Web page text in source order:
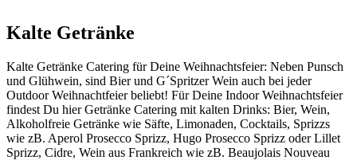
Kalte Getränke
Kalte Getränke Catering für Deine Weihnachtsfeier: Neben Punsch
und Glühwein, sind Bier und G´Spritzer Wein auch bei jeder
Outdoor Weihnachtfeier beliebt! Für Deine Indoor Weihnachtsfeier
findest Du hier Getränke Catering mit kalten Drinks: Bier, Wein,
Alkoholfreie Getränke wie Säfte, Limonaden, Cocktails, Sprizzs
wie zB. Aperol Prosecco Sprizz, Hugo Prosecco Sprizz oder Lillet
Sprizz, Cidre, Wein aus Frankreich wie zB. Beaujolais Nouveau